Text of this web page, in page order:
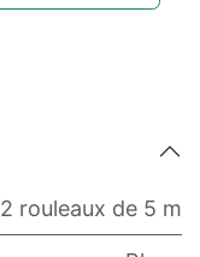
2 rouleaux de 5 m